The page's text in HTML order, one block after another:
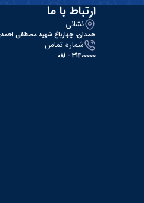
ارتباط با ما
نشانی
همدان، چهارباغ شهید مصطفی
شماره تماس
31400000 - 081